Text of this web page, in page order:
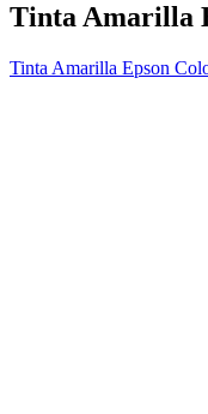
Tinta Amarilla
Tinta Amarilla Epson